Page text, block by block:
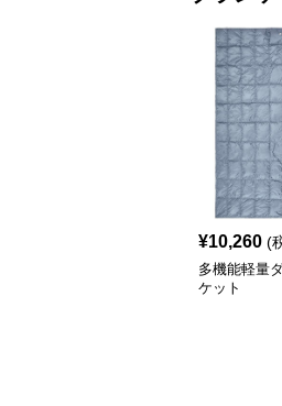
¥10,260 (
多機能軽量
ケット